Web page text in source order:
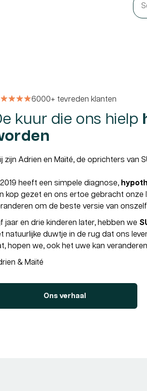
6000+ tevreden klanten
kuur die ons hielp
zijn Adrien en Maïté, de oprichters van
2019 heeft een simpele diagnose,
kop gezet en ons ertoe gebracht onze
om de beste versie van
jaar en drie kinderen later, hebben we
natuurlijke duwtje in de rug dat ons
hopen we, ook het uwe kan
& Maïté
Ons verhaal